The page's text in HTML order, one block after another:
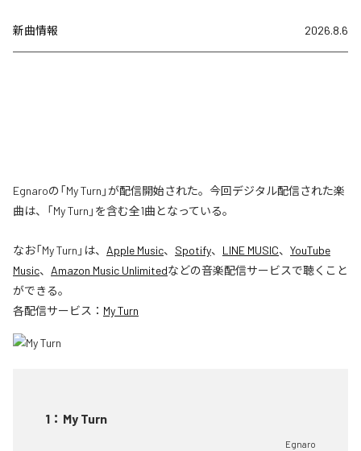
新曲情報 2026.8.6
Egnaroの「My Turn」が配信開始された。今回デジタル配信された楽
曲は、「My Turn」を含む全1曲となっている。
なお「My Turn 」は、 Apple Music、 Spotify、 LINE MUSIC、 YouTube
Music、 Amazon Music Unlimitedなどの音楽配信サービスで聴くこと
ができる。
各配信サービス： My Turn
1 ： My Turn
Egnaro